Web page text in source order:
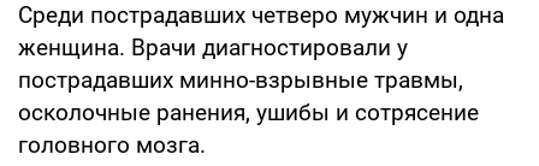
Среди пострадавших четверо мужчин и одна
женщина. Врачи диагностировали у
пострадавших минно-взрывные травмы,
осколочные ранения, ушибы и сотрясение
головного мозга.